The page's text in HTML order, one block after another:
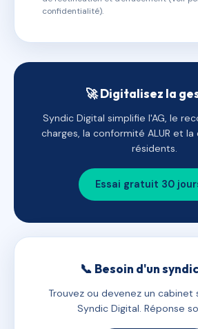
confidentialité).
🚀 Digitalisez la
Syndic Digital simplifie l'AG, le
charges, la conformité ALUR et
résidents.
Essai gratuit 30
📞 Besoin d'un
Trouvez ou devenez un cabinet
Syndic Digital. Réponse